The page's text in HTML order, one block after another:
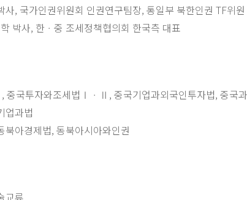
사, 국가인권위원회 인권연구팀장, 통일부 북한인권 TF위원
박사, 한ㆍ중 조세정책협의회 한국측 대표
국투자와조세법ⅠㆍⅡ, 중국기업과외국인투자법, 중국
업과법
북아경제법, 동북아시아와인권
교류